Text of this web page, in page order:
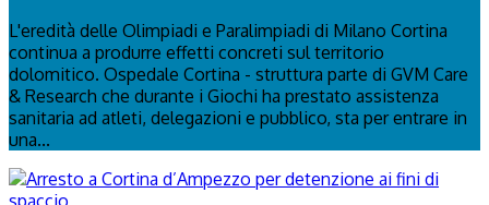
L'eredità delle Olimpiadi e Paralimpiadi di Milano Cortina
continua a produrre effetti concreti sul territorio
dolomitico. Ospedale Cortina - struttura parte di GVM Care
& Research che durante i Giochi ha prestato assistenza
sanitaria ad atleti, delegazioni e pubblico, sta per entrare in
una...